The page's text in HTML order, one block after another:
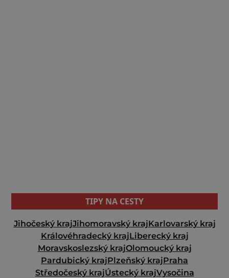
TIPY NA CESTY
Jihočeský krajJihomoravský krajKarlovarský kraj
Královéhradecký krajLiberecký kraj
Moravskoslezský krajOlomoucký kraj
Pardubický krajPlzeňský krajPraha
Středočeský krajÚstecký krajVysočina